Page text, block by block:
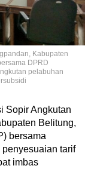
Kabupaten
DPRD
pelabuhan
Sopir Angkutan
Belitung,
bersama
tarif
imbas